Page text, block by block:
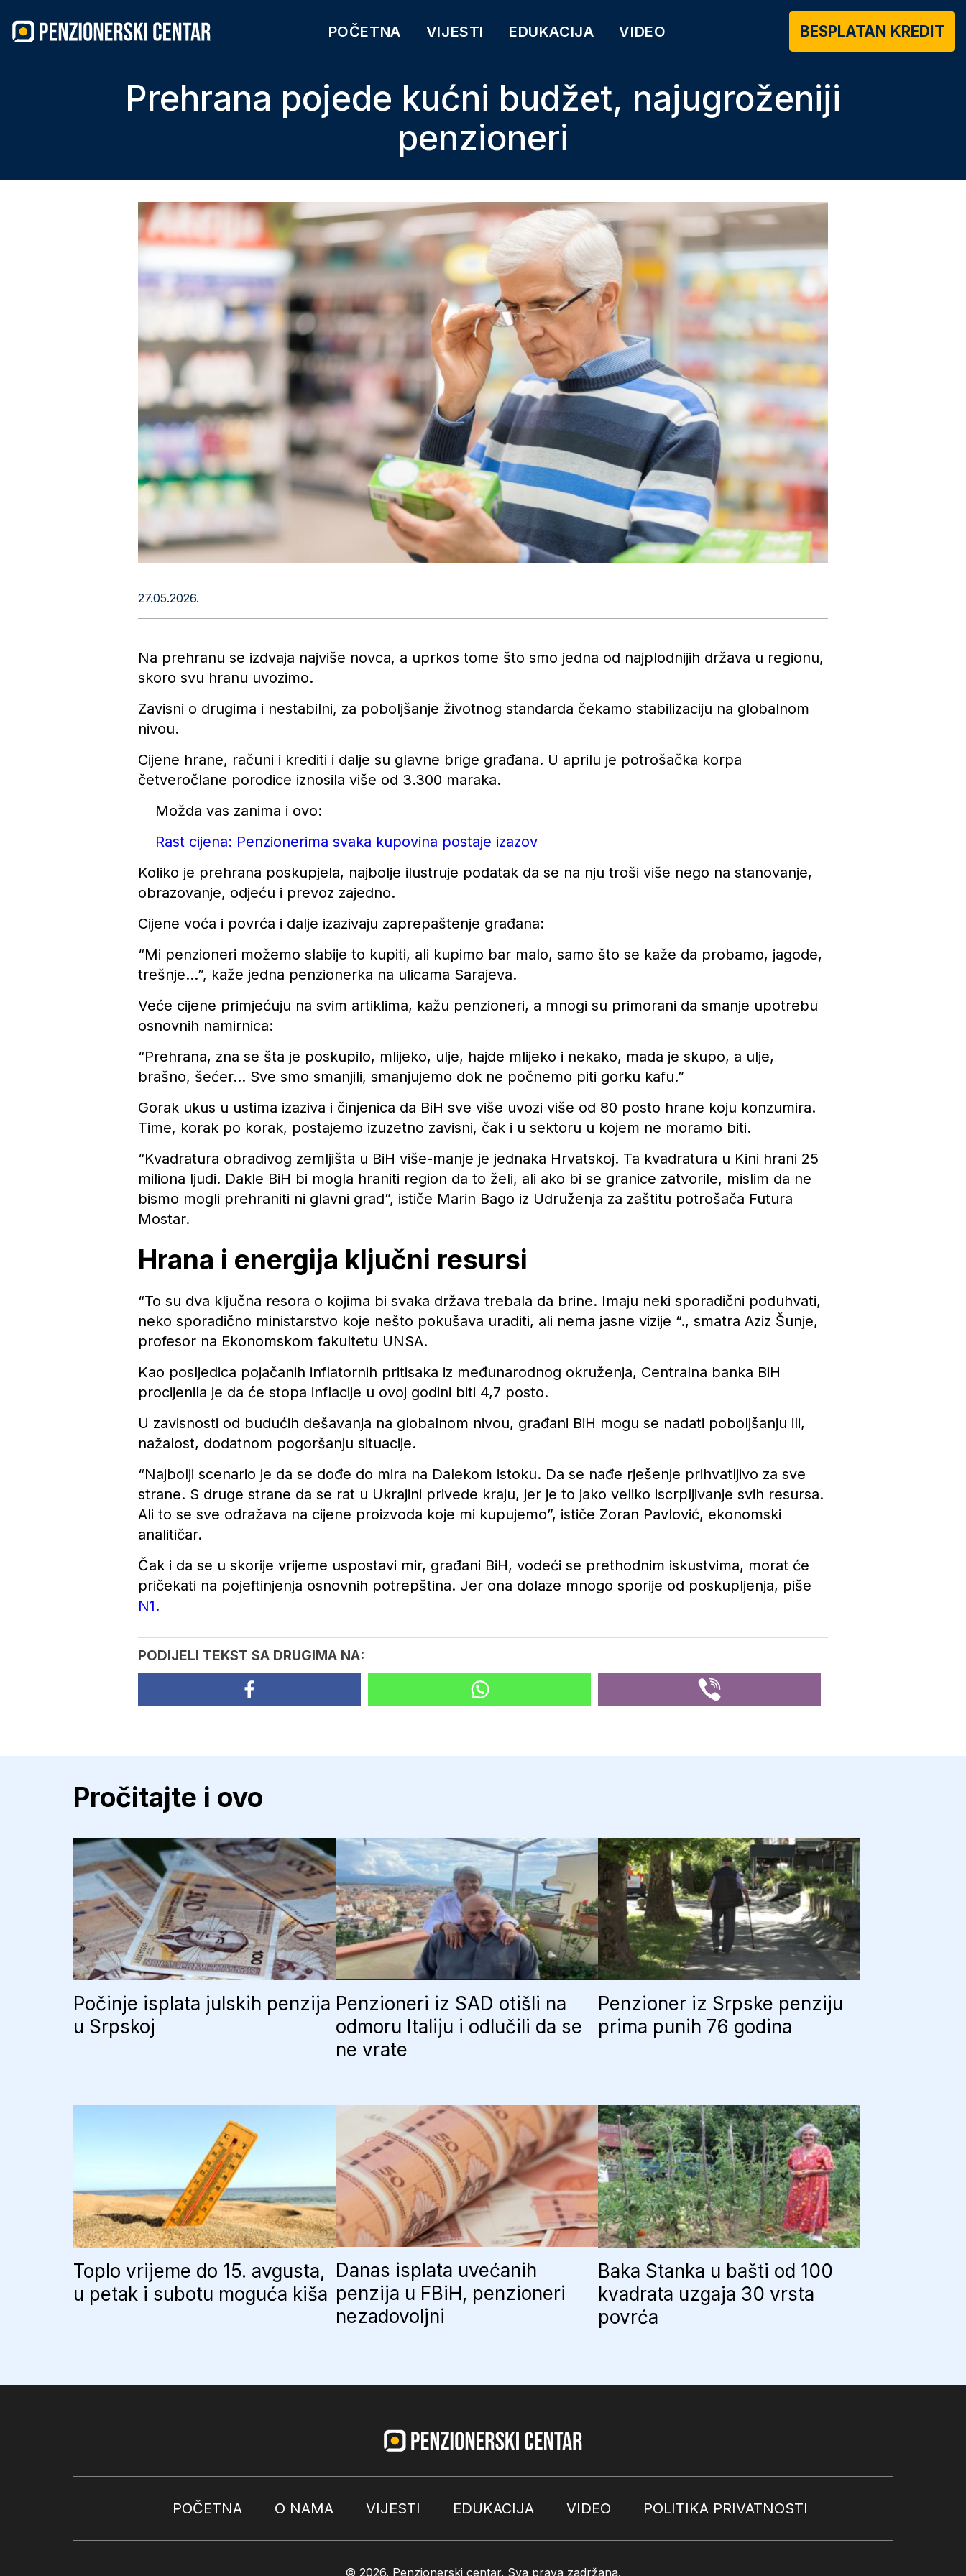
content
POČETNA VIJESTI EDUKACIJA VIDEO BESPLATAN KREDIT
Prehrana pojede kućni budžet, najugroženiji
penzioneri
27.05.2026.
Na prehranu se izdvaja najviše novca, a uprkos tome što smo jedna od najplodnijih država u regionu,
skoro svu hranu uvozimo.
Zavisni o drugima i nestabilni, za poboljšanje životnog standarda čekamo stabilizaciju na globalnom
nivou.
Cijene hrane, računi i krediti i dalje su glavne brige građana. U aprilu je potrošačka korpa
četveročlane porodice iznosila više od 3.300 maraka.
Možda vas zanima i ovo:
Rast cijena: Penzionerima svaka kupovina postaje izazov
Koliko je prehrana poskupjela, najbolje ilustruje podatak da se na nju troši više nego na stanovanje,
obrazovanje, odjeću i prevoz zajedno.
Cijene voća i povrća i dalje izazivaju zaprepaštenje građana:
“Mi penzioneri možemo slabije to kupiti, ali kupimo bar malo, samo što se kaže da probamo, jagode,
trešnje…”, kaže jedna penzionerka na ulicama Sarajeva.
Veće cijene primjećuju na svim artiklima, kažu penzioneri, a mnogi su primorani da smanje upotrebu
osnovnih namirnica:
“Prehrana, zna se šta je poskupilo, mlijeko, ulje, hajde mlijeko i nekako, mada je skupo, a ulje,
brašno, šećer… Sve smo smanjili, smanjujemo dok ne počnemo piti gorku kafu.”
Gorak ukus u ustima izaziva i činjenica da BiH sve više uvozi više od 80 posto hrane koju konzumira.
Time, korak po korak, postajemo izuzetno zavisni, čak i u sektoru u kojem ne moramo biti.
“Kvadratura obradivog zemljišta u BiH više-manje je jednaka Hrvatskoj. Ta kvadratura u Kini hrani 25
miliona ljudi. Dakle BiH bi mogla hraniti region da to želi, ali ako bi se granice zatvorile, mislim da ne
bismo mogli prehraniti ni glavni grad”, ističe Marin Bago iz Udruženja za zaštitu potrošača Futura
Mostar.
Hrana i energija ključni resursi
“To su dva ključna resora o kojima bi svaka država trebala da brine. Imaju neki sporadični poduhvati,
neko sporadično ministarstvo koje nešto pokušava uraditi, ali nema jasne vizije “., smatra Aziz Šunje,
profesor na Ekonomskom fakultetu UNSA.
Kao posljedica pojačanih inflatornih pritisaka iz međunarodnog okruženja, Centralna banka BiH
procijenila je da će stopa inflacije u ovoj godini biti 4,7 posto.
U zavisnosti od budućih dešavanja na globalnom nivou, građani BiH mogu se nadati poboljšanju ili,
nažalost, dodatnom pogoršanju situacije.
“Najbolji scenario je da se dođe do mira na Dalekom istoku. Da se nađe rješenje prihvatljivo za sve
strane. S druge strane da se rat u Ukrajini privede kraju, jer je to jako veliko iscrpljivanje svih resursa.
Ali to se sve odražava na cijene proizvoda koje mi kupujemo”, ističe Zoran Pavlović, ekonomski
analitičar.
Čak i da se u skorije vrijeme uspostavi mir, građani BiH, vodeći se prethodnim iskustvima, morat će
pričekati na pojeftinjenja osnovnih potrepština. Jer ona dolaze mnogo sporije od poskupljenja, piše
N1.
PODIJELI TEKST SA DRUGIMA NA:
Pročitajte i ovo
Počinje isplata julskih penzija
u Srpskoj
Penzioneri iz SAD otišli na
odmoru Italiju i odlučili da se
ne vrate
Penzioner iz Srpske penziju
prima punih 76 godina
Toplo vrijeme do 15. avgusta,
u petak i subotu moguća kiša
Danas isplata uvećanih
penzija u FBiH, penzioneri
nezadovoljni
Baka Stanka u bašti od 100
kvadrata uzgaja 30 vrsta
povrća
POČETNA O NAMA VIJESTI EDUKACIJA VIDEO POLITIKA PRIVATNOSTI
© 2026. Penzionerski centar. Sva prava zadržana.